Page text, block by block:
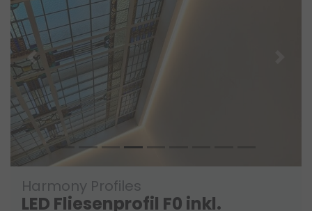
Zurück
Harmony Profiles
LED Fliesenprofil F0 inkl.